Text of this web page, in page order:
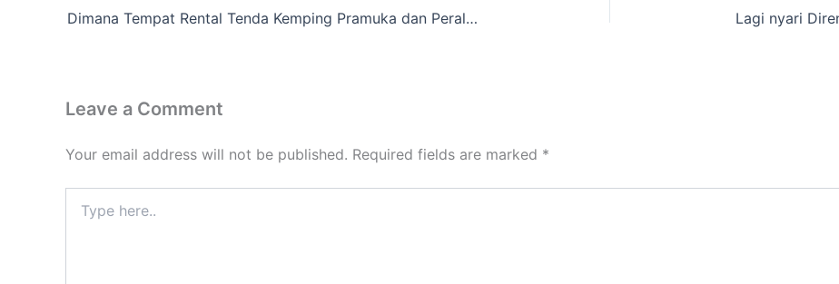
Dimana Tempat Rental Tenda Kemping Pramuka dan Peralatan Kemping Cakarlangit Ready Banyak
Leave a Comment
Your email address will not be published. Required fields are marked *
here..